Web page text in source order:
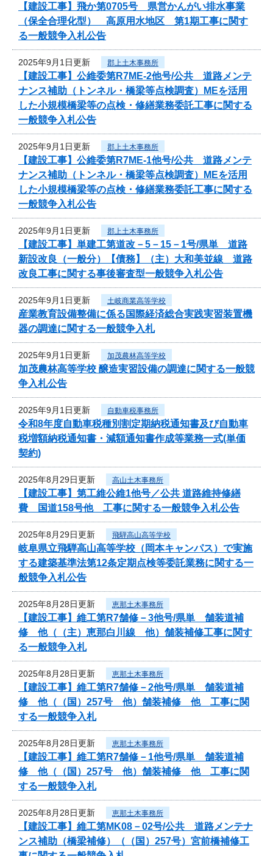
【建設工事】飛か第0705号 県営かんがい排水事業
（保全合理化型） 高原用水地区 第1期工事に関す
る一般競争入札公告
2025年9月1日更新 郡上土木事務所
【建設工事】公維委第R7ME-2他号/公共 道路メンテ
ナンス補助（トンネル・橋梁等点検調査）MEを活用
した小規模橋梁等の点検・修繕業務委託工事に関する
一般競争入札公告
2025年9月1日更新 郡上土木事務所
【建設工事】公維委第R7ME-1他号/公共 道路メンテ
ナンス補助（トンネル・橋梁等点検調査）MEを活用
した小規模橋梁等の点検・修繕業務委託工事に関する
一般競争入札公告
2025年9月1日更新 郡上土木事務所
【建設工事】単建工第道改－5－15－1号/県単 道路
新設改良（一般分）【債務】（主）大和美並線 道路
改良工事に関する事後審査型一般競争入札公告
2025年9月1日更新 土岐商業高等学校
産業教育設備整備に係る国際経済総合実践実習装置機
器の調達に関する一般競争入札
2025年9月1日更新 加茂農林高等学校
加茂農林高等学校 醸造実習設備の調達に関する一般競
争入札公告
2025年9月1日更新 自動車税事務所
令和8年度自動車税種別割定期納税通知書及び自動車
税増額納税通知書・減額通知書作成等業務一式(単価
契約)
2025年8月29日更新 高山土木事務所
【建設工事】第工維公維1他号／公共 道路維持修繕
費 国道158号他 工事に関する一般競争入札公告
2025年8月29日更新 飛騨高山高等学校
岐阜県立飛騨高山高等学校（岡本キャンパス）で実施
する建築基準法第12条定期点検等委託業務に関する一
般競争入札公告
2025年8月28日更新 恵那土木事務所
【建設工事】維工第R7舗修－3他号/県単 舗装道補
修 他（（主）恵那白川線 他）舗装補修工事に関す
る一般競争入札
2025年8月28日更新 恵那土木事務所
【建設工事】維工第R7舗修－2他号/県単 舗装道補
修 他（（国）257号 他）舗装補修 他 工事に関
する一般競争入札
2025年8月28日更新 恵那土木事務所
【建設工事】維工第R7舗修－1他号/県単 舗装道補
修 他（（国）257号 他）舗装補修 他 工事に関
する一般競争入札
2025年8月28日更新 恵那土木事務所
【建設工事】維工第MK08－02号/公共 道路メンテナ
ンス補助（橋梁補修）（（国）257号）宮前橋補修工